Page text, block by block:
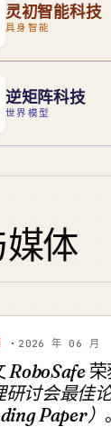
灵初智能科技
具身智能
逆矩阵科技
世界模型
体
· 2026 年 06 月
RoboSafe荣
研讨会最佳
Paper） 。